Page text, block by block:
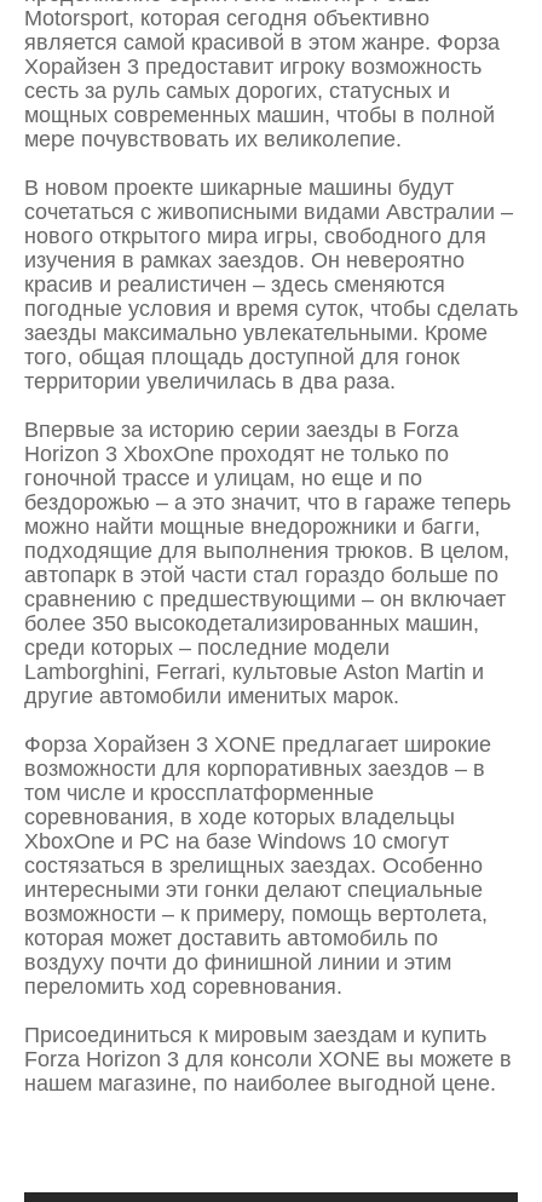
Motorsport, которая сегодня объективно
является самой красивой в этом жанре. Форза
Хорайзен 3 предоставит игроку возможность
сесть за руль самых дорогих, статусных и
мощных современных машин, чтобы в полной
мере почувствовать их великолепие.
В новом проекте шикарные машины будут
сочетаться с живописными видами Австралии –
нового открытого мира игры, свободного для
изучения в рамках заездов. Он невероятно
красив и реалистичен – здесь сменяются
погодные условия и время суток, чтобы сделать
заезды максимально увлекательными. Кроме
того, общая площадь доступной для гонок
территории увеличилась в два раза.
Впервые за историю серии заезды в Forza
Horizon 3 XboxOne проходят не только по
гоночной трассе и улицам, но еще и по
бездорожью – а это значит, что в гараже теперь
можно найти мощные внедорожники и багги,
подходящие для выполнения трюков. В целом,
автопарк в этой части стал гораздо больше по
сравнению с предшествующими – он включает
более 350 высокодетализированных машин,
среди которых – последние модели
Lamborghini, Ferrari, культовые Aston Martin и
другие автомобили именитых марок.
Форза Хорайзен 3 XONE предлагает широкие
возможности для корпоративных заездов – в
том числе и кроссплатформенные
соревнования, в ходе которых владельцы
XboxOne и PC на базе Windows 10 смогут
состязаться в зрелищных заездах. Особенно
интересными эти гонки делают специальные
возможности – к примеру, помощь вертолета,
которая может доставить автомобиль по
воздуху почти до финишной линии и этим
переломить ход соревнования.
Присоединиться к мировым заездам и купить
Forza Horizon 3 для консоли XONE вы можете в
нашем магазине, по наиболее выгодной цене.